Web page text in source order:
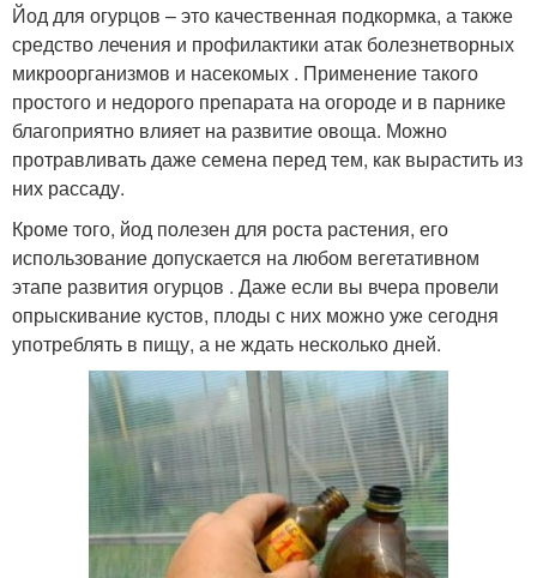
Йод для огурцов – это качественная подкормка, а также
средство лечения и профилактики атак болезнетворных
микроорганизмов и насекомых . Применение такого
простого и недорого препарата на огороде и в парнике
благоприятно влияет на развитие овоща. Можно
протравливать даже семена перед тем, как вырастить из
них рассаду.
Кроме того, йод полезен для роста растения, его
использование допускается на любом вегетативном
этапе развития огурцов . Даже если вы вчера провели
опрыскивание кустов, плоды с них можно уже сегодня
употреблять в пищу, а не ждать несколько дней.